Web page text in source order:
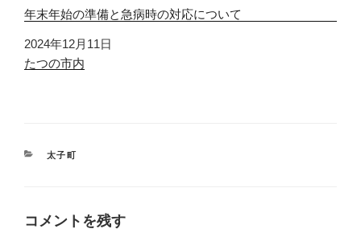
年末年始の準備と急病時の対応について
日付
2024年12月11日
関連理由
たつの市内
カ
太子町
コメントを残す